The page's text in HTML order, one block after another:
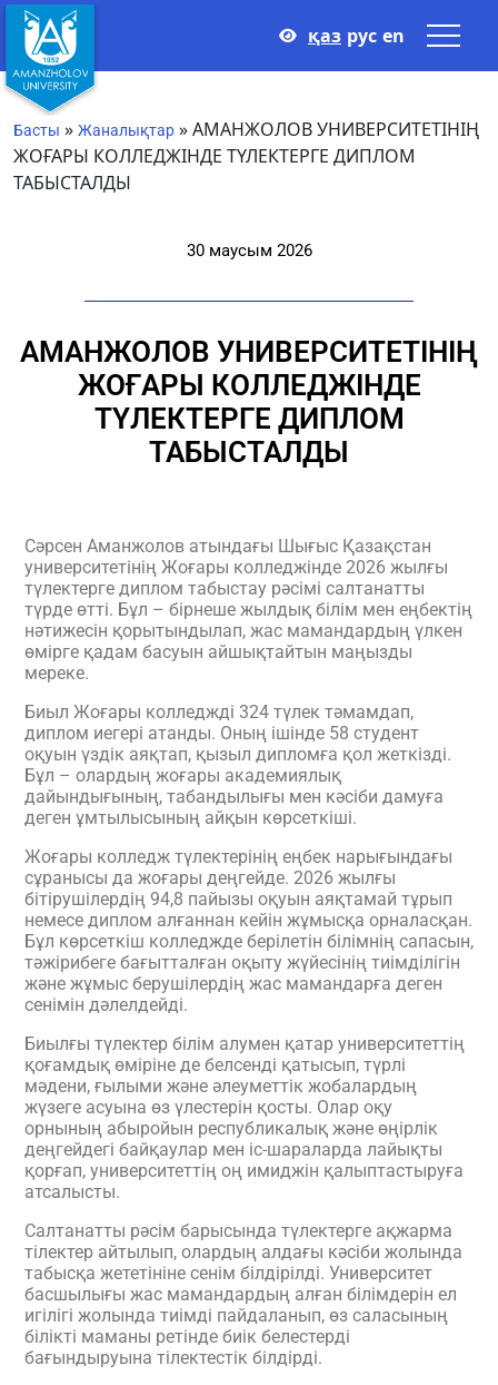
қаз рус en
Басты » Жаналықтар »АМАНЖОЛОВ УНИВЕРСИТЕТІНІҢ
ЖОҒАРЫ КОЛЛЕДЖІНДЕ ТҮЛЕКТЕРГЕ ДИПЛОМ
ТАБЫСТАЛДЫ
30 маусым 2026
АМАНЖОЛОВ УНИВЕРСИТЕТІНІҢ
ЖОҒАРЫ КОЛЛЕДЖІНДЕ
ТҮЛЕКТЕРГЕ ДИПЛОМ
ТАБЫСТАЛДЫ
Сәрсен Аманжолов атындағы Шығыс Қазақстан
университетінің Жоғары колледжінде 2026 жылғы
түлектерге диплом табыстау рәсімі салтанатты
түрде өтті. Бұл – бірнеше жылдық білім мен еңбектің
нәтижесін қорытындылап, жас мамандардың үлкен
өмірге қадам басуын айшықтайтын маңызды
мереке.
Биыл Жоғары колледжді 324 түлек тәмамдап,
диплом иегері атанды. Оның ішінде 58 студент
оқуын үздік аяқтап, қызыл дипломға қол жеткізді.
Бұл – олардың жоғары академиялық
дайындығының, табандылығы мен кәсіби дамуға
деген ұмтылысының айқын көрсеткіші.
Жоғары колледж түлектерінің еңбек нарығындағы
сұранысы да жоғары деңгейде. 2026 жылғы
бітірушілердің 94,8 пайызы оқуын аяқтамай тұрып
немесе диплом алғаннан кейін жұмысқа орналасқан.
Бұл көрсеткіш колледжде берілетін білімнің сапасын,
тәжірибеге бағытталған оқыту жүйесінің тиімділігін
және жұмыс берушілердің жас мамандарға деген
сенімін дәлелдейді.
Биылғы түлектер білім алумен қатар университеттің
қоғамдық өміріне де белсенді қатысып, түрлі
мәдени, ғылыми және әлеуметтік жобалардың
жүзеге асуына өз үлестерін қосты. Олар оқу
орнының абыройын республикалық және өңірлік
деңгейдегі байқаулар мен іс-шараларда лайықты
қорғап, университеттің оң имиджін қалыптастыруға
атсалысты.
Салтанатты рәсім барысында түлектерге ақжарма
тілектер айтылып, олардың алдағы кәсіби жолында
табысқа жететініне сенім білдірілді. Университет
басшылығы жас мамандардың алған білімдерін ел
игілігі жолында тиімді пайдаланып, өз саласының
білікті маманы ретінде биік белестерді
бағындыруына тілектестік білдірді.